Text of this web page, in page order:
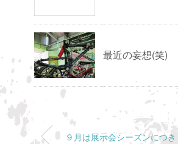
最近の妄想(笑)
９月は展示会シーズンにつき